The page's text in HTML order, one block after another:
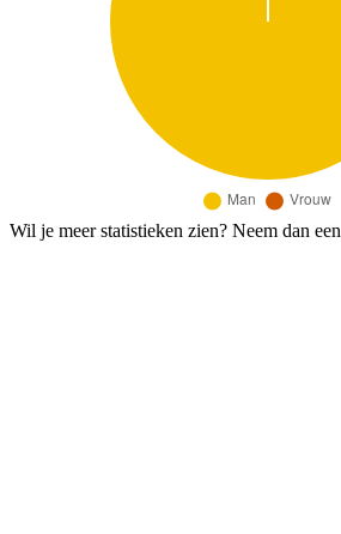
Wil je meer statistieken zien? Neem dan een